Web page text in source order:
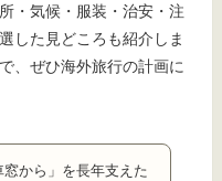
・気候・服装・治安・注
した見どころも紹介しま
、ぜひ海外旅行の計画に
から」を長年支えた